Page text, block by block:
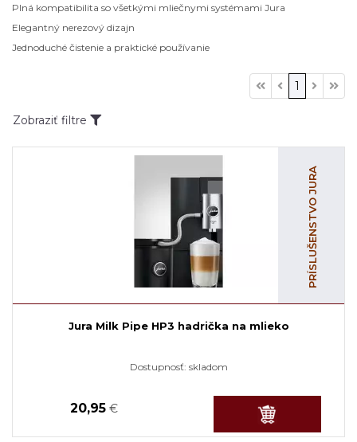
Plná kompatibilita so všetkými mliečnymi systémami Jura
Elegantný nerezový dizajn
Jednoduché čistenie a praktické používanie
1
Zobraziť filtre
PRÍSLUŠENSTVO JURA
Jura Milk Pipe HP3 hadrička na mlieko
Dostupnosť: skladom
20,95 €